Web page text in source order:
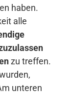
haben.
alle
zu treffen.
unteren